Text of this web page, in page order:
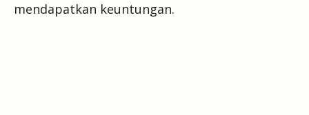
mendapatkan keuntungan.